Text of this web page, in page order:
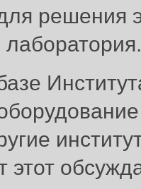
решения